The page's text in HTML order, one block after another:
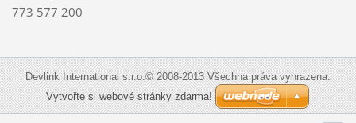
773 577 200
Devlink International s.r.o.© 2008-2013 Všechna práva vyhrazena.
Vytvořte si webové stránky zdarma!